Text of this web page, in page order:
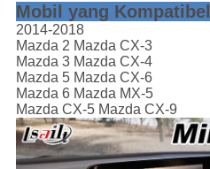
Mobil yang Kompatibel
2014-2018
Mazda 2 Mazda CX-3
Mazda 3 Mazda CX-4
Mazda 5 Mazda CX-6
Mazda 6 Mazda MX-5
Mazda CX-5 Mazda CX-9